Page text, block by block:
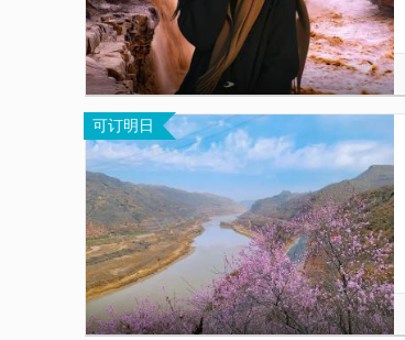
可订明日